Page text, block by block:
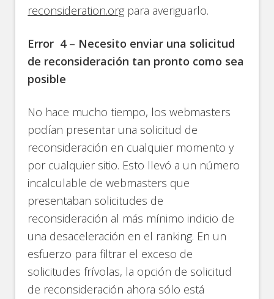
reconsideration.org para averiguarlo.
Error 4 – Necesito enviar una solicitud
de reconsideración tan pronto como sea
posible
No hace mucho tiempo, los webmasters
podían presentar una solicitud de
reconsideración en cualquier momento y
por cualquier sitio. Esto llevó a un número
incalculable de webmasters que
presentaban solicitudes de
reconsideración al más mínimo indicio de
una desaceleración en el ranking. En un
esfuerzo para filtrar el exceso de
solicitudes frívolas, la opción de solicitud
de reconsideración ahora sólo está